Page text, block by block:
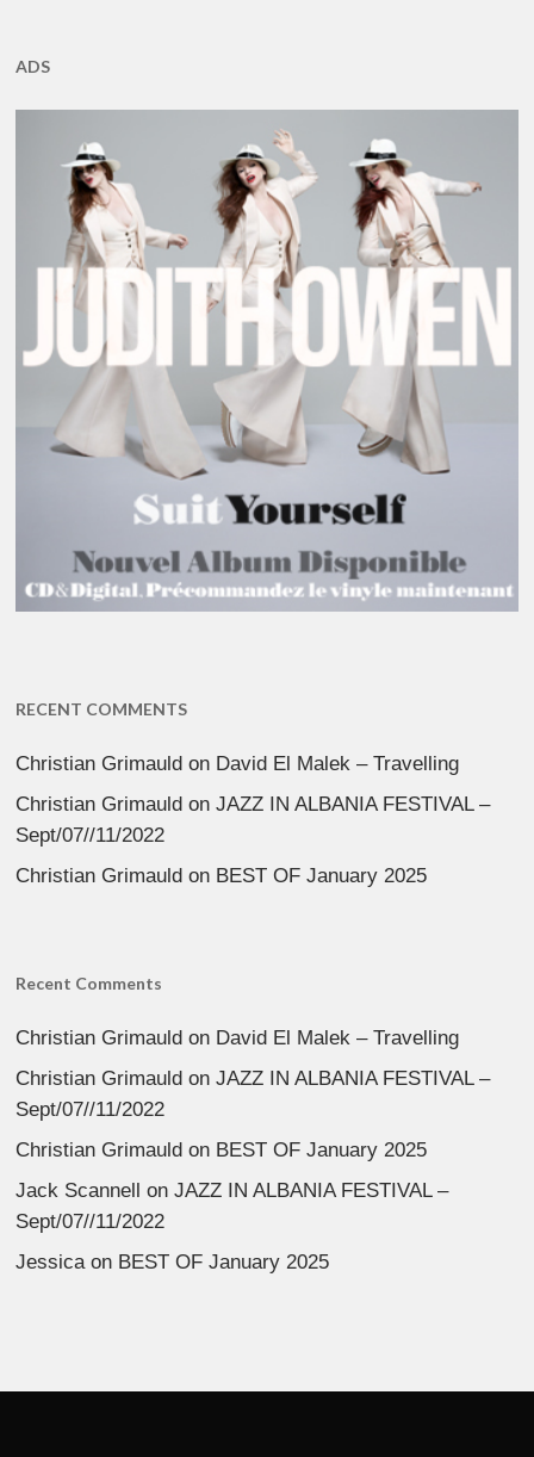
ADS
RECENT COMMENTS
Christian Grimauld on David El Malek – Travelling
Christian Grimauld onJAZZ IN ALBANIA FESTIVAL –
Sept/07//11/2022
Christian Grimauld on BEST OF January 2025
Recent Comments
Christian Grimauld on David El Malek – Travelling
Christian Grimauld onJAZZ IN ALBANIA FESTIVAL –
Sept/07//11/2022
Christian Grimauld on BEST OF January 2025
Jack Scannell onJAZZ IN ALBANIA FESTIVAL –
Sept/07//11/2022
Jessica on BEST OF January 2025